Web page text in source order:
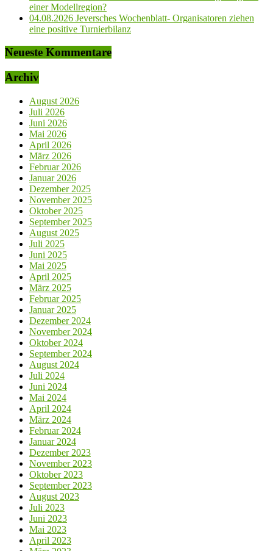
einer Modellregion?
04.08.2026 Jeversches Wochenblatt- Organisatoren ziehen
eine positive Turnierbilanz
Neueste Kommentare
Archiv
August 2026
Juli 2026
Juni 2026
Mai 2026
April 2026
März 2026
Februar 2026
Januar 2026
Dezember 2025
November 2025
Oktober 2025
September 2025
August 2025
Juli 2025
Juni 2025
Mai 2025
April 2025
März 2025
Februar 2025
Januar 2025
Dezember 2024
November 2024
Oktober 2024
September 2024
August 2024
Juli 2024
Juni 2024
Mai 2024
April 2024
März 2024
Februar 2024
Januar 2024
Dezember 2023
November 2023
Oktober 2023
September 2023
August 2023
Juli 2023
Juni 2023
Mai 2023
April 2023